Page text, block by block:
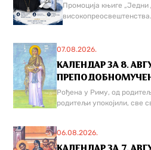
Промоција књиге
07.08.2026.
КАЛЕНДАР ЗА 8.
Рођена у Риму, од
родитељи упокојили, све
06.08.2026.